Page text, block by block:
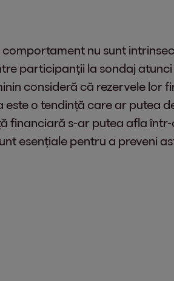
nu sunt
participanții la sondaj
consideră că rezervele lor
o tendință care ar putea
financiară s-ar putea afla
esențiale pentru a preveni